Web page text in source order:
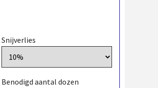
Snijverlies
Benodigd aantal dozen